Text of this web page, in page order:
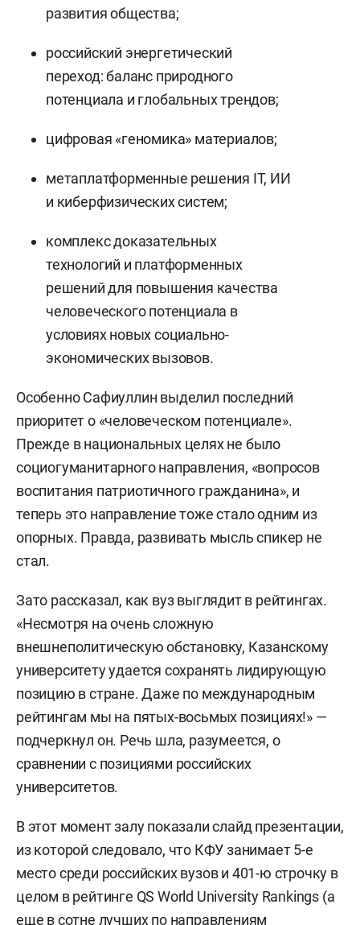
развития общества;
российский энергетический
переход: баланс природного
потенциала и глобальных трендов;
цифровая «геномика» материалов;
метаплатформенные решения IT, ИИ
и киберфизических систем;
комплекс доказательных
технологий и платформенных
решений для повышения качества
человеческого потенциала в
условиях новых социально-
экономических вызовов.
Особенно Сафиуллин выделил последний
приоритет о «человеческом потенциале».
Прежде в национальных целях не было
социогуманитарного направления, «вопросов
воспитания патриотичного гражданина», и
теперь это направление тоже стало одним из
опорных. Правда, развивать мысль спикер не
стал.
Зато рассказал, как вуз выглядит в рейтингах.
«Несмотря на очень сложную
внешнеполитическую обстановку, Казанскому
университету удается сохранять лидирующую
позицию в стране. Даже по международным
рейтингам мы на пятых-восьмых позициях!» —
подчеркнул он. Речь шла, разумеется, о
сравнении с позициями российских
университетов.
В этот момент залу показали слайд презентации,
из которой следовало, что КФУ занимает 5-е
место среди российских вузов и 401-ю строчку в
целом в рейтинге QS World University Rankings (а
еще в сотне лучших по направлениям